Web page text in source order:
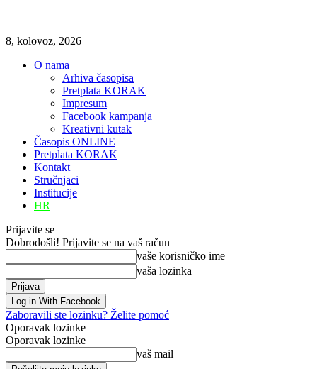
8, kolovoz, 2026
O nama
Arhiva časopisa
Pretplata KORAK
Impresum
Facebook kampanja
Kreativni kutak
Časopis ONLINE
Pretplata KORAK
Kontakt
Stručnjaci
Institucije
HR
Prijavite se
Dobrodošli! Prijavite se na vaš račun
vaše korisničko ime
vaša lozinka
Log in With Facebook
Zaboravili ste lozinku? Želite pomoć
Oporavak lozinke
Oporavak lozinke
vaš mail